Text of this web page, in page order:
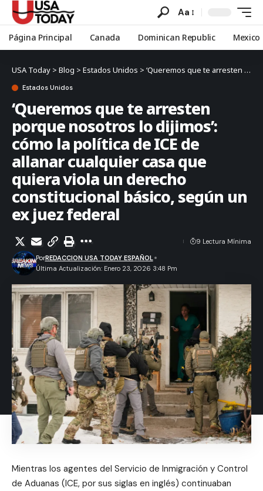
Aa
Página Principal Canada Dominican Republic Mexico
USA Today > Blog > Estados Unidos > ‘Queremos que te arresten porque nosotros lo dijimos’: cómo la política de ICE de allanar cualquier casa que quiera viola un derecho constitucional básico, según un ex juez federal
Estados Unidos
‘Queremos que te arresten
porque nosotros lo dijimos’:
cómo la política de ICE de
allanar cualquier casa que
quiera viola un derecho
constitucional básico, según un
ex juez federal
Última Actualización: Enero 23, 2026 3:48 Pm
PorREDACCION USA TODAY ESPAÑOL
9 Lectura Mínima
Mientras los agentes del Servicio de Inmigración y Control
de Aduanas (ICE, por sus siglas en inglés) continuaban